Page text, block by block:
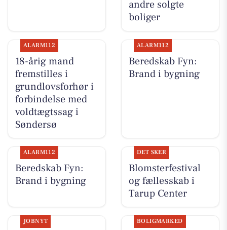
andre solgte
boliger
ALARM112
18-årig mand
fremstilles i
grundlovsforhør i
forbindelse med
voldtægtssag i
Søndersø
ALARM112
Beredskab Fyn:
Brand i bygning
ALARM112
Beredskab Fyn:
Brand i bygning
DET SKER
Blomsterfestival
og fællesskab i
Tarup Center
JOBNYT BOLIGMARKED